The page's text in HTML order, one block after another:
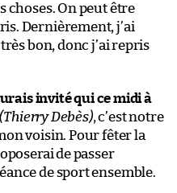
choses. On peut être
Dernièrement, j’ai
bon, donc j’ai repris
invité qui ce midi à
(Thierry Debès), c’est notre
voisin. Pour fêter la
de passer
de sport ensemble.